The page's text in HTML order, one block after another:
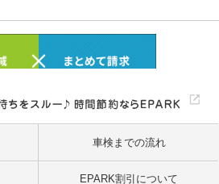
車検までの流れ
EPARK割引について